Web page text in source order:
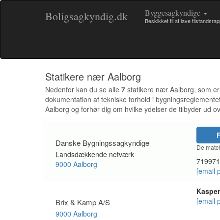
Boligsagkyndig.dk Byggesagkyndige
Beskikket til at lave
Statikere nær Aalborg
Nedenfor kan du se alle 7 statikere nær Aalborg, som
dokumentation af tekniske forhold i
Aalborg og forhør dig om hvilke ydelser de tilbyder ud
Danske Bygningssagkyndige
Landsdækkende netværk
9000 Aalborg
De
[email
Brix & Kamp A/S
9000 Aalborg
[email